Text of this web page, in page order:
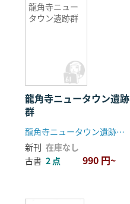
龍角寺ニュー
タウン遺跡群
龍角寺ニュータウン遺跡
群
龍角寺ニュータウン遺跡調査会
新刊 在庫なし
古書 2 点 990 円~